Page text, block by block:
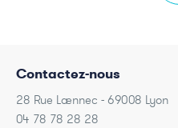
Contactez-nous
28 Rue Laennec - 69008 Lyon
04 78 78 28 28